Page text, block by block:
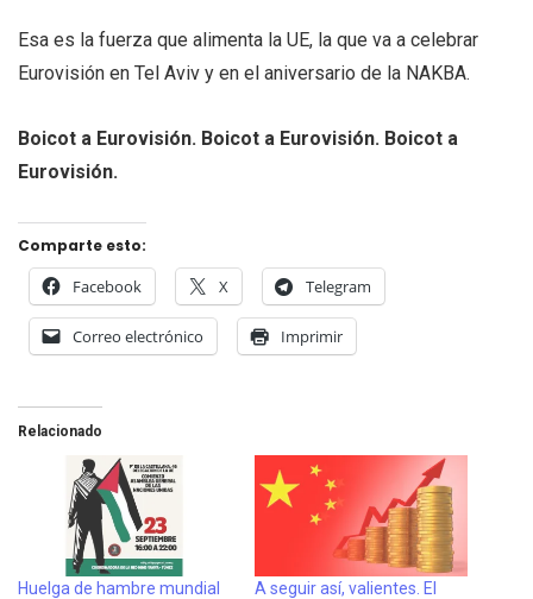
Esa es la fuerza que alimenta la UE, la que va a celebrar
Eurovisión en Tel Aviv y en el aniversario de la NAKBA.
Boicot a Eurovisión. Boicot a Eurovisión. Boicot a
Eurovisión.
Comparte esto:
Facebook X Telegram
Correo electrónico Imprimir
Relacionado
Huelga de hambre mundial
A seguir así, valientes. El